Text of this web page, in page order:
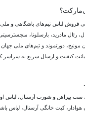
فروش لباس تیم‌های باشگاهی و
رئال مادرید، بارسلونا،
مونیخ، دورتموند و تیم‌های ملی
کیفیت و ارسال سریع به
خرید لباس آرسنال 2027، ست پیراهن و شورت آرسنال،
هوادار، کیت خانگی آرسنال، لباس